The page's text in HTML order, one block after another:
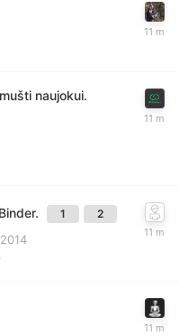
naujokui.
1 2